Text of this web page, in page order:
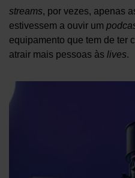
streams, por vezes, apenas
estivessem a ouvir um
equipamento que tem de ter
atrair mais pessoas às lives.